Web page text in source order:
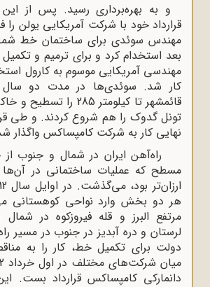
و به بهره‌برداری رسید. پس از
قرارداد خود با شرکت آمریکایی یولن
مهندس سوئدی برای ساختمان خط
بعد استخدام کرد و برای ترمیم و
مهندسی آمریکایی موسوم به کارول
کار شد. سوئدی‌ها در مدت دو
قائمشهر تا کیلومتر 285
تونل گدوک را هم شروع کردند. و طی
نهایی کار به شرکت کامپساکس واگذار
راه‌آهن ایران در شمال و جنوب
مسطح که عملیات ساختمانی در آن‌ها
هر دو بخش وارد نواحی کوهستانی
مرتفع البرز و قله فیروزکوه در
لرستان و دره آبدیز در جنوب در مسیر
دولت برای تکمیل خط، کار را به
دانمارکی کامپساکس قرارداد بست.